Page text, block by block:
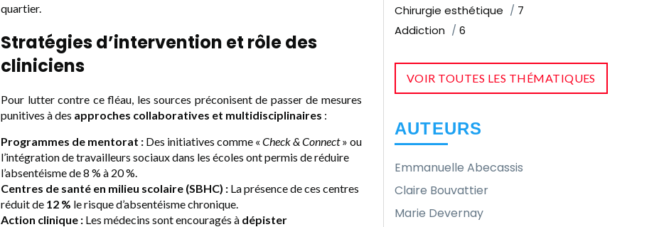
quartier.
Stratégies d’intervention et rôle des
cliniciens
Pour lutter contre ce fléau, les sources préconisent de passer de mesures
punitives à des approches collaboratives et multidisciplinaires :
Programmes de mentorat : Des initiatives comme « Check & Connect» ou
l’intégration de travailleurs sociaux dans les écoles ont permis de réduire
l’absentéisme de 8 % à 20 %.
Centres de santé en milieu scolaire (SBHC) : La présence de ces centres
réduit de 12 % le risque d’absentéisme chronique.
Action clinique : Les médecins sont encouragés à dépister
Chirurgie esthétique
7
Addiction
6
VOIR TOUTES LES THÉMATIQUES
AUTEURS
Emmanuelle Abecassis
Claire Bouvattier
Marie Devernay